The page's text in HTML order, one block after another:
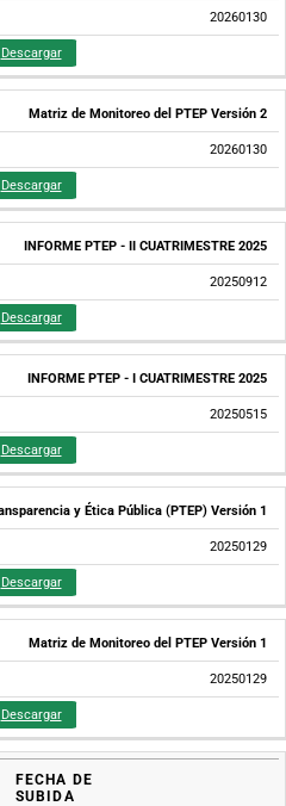
20260130
Descargar
Matriz de Monitoreo del PTEP Versión 2
20260130
Descargar
INFORME PTEP - II CUATRIMESTRE 2025
20250912
Descargar
INFORME PTEP - I CUATRIMESTRE 2025
20250515
Descargar
y Ética Pública (PTEP) Versión 1
20250129
Descargar
Matriz de Monitoreo del PTEP Versión 1
20250129
Descargar
FECHA DE
SUBIDA